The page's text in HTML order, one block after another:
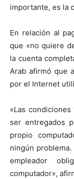
importante, es la
En relación al
que «no quiere
la cuenta
Arab afirmó que
por el Internet
«Las
ser entregados
propio
ningún
empleador
computador»,